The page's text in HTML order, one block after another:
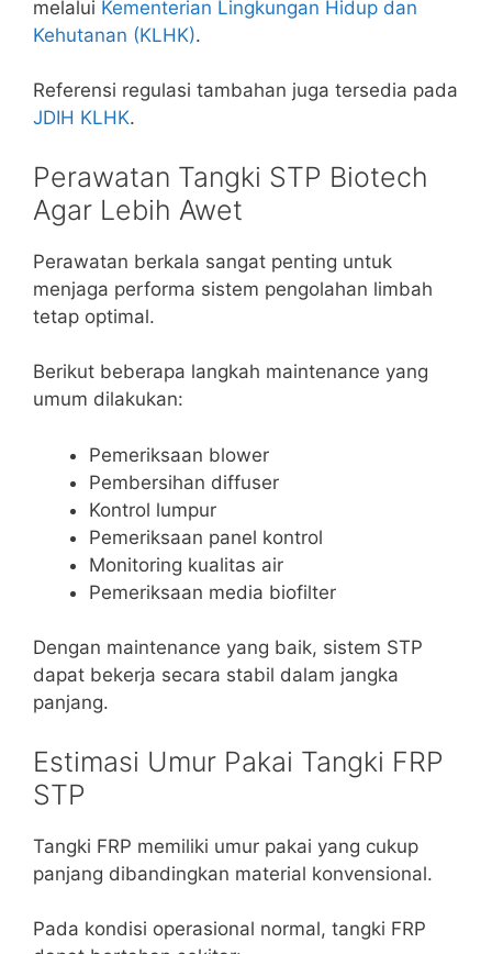
melalui Kementerian Lingkungan Hidup dan
Kehutanan (KLHK).
Referensi regulasi tambahan juga tersedia pada
JDIH KLHK.
Perawatan Tangki STP Biotech
Agar Lebih Awet
Perawatan berkala sangat penting untuk
menjaga performa sistem pengolahan limbah
tetap optimal.
Berikut beberapa langkah maintenance yang
umum dilakukan:
Pemeriksaan blower
Pembersihan diffuser
Kontrol lumpur
Pemeriksaan panel kontrol
Monitoring kualitas air
Pemeriksaan media biofilter
Dengan maintenance yang baik, sistem STP
dapat bekerja secara stabil dalam jangka
panjang.
Estimasi Umur Pakai Tangki FRP
STP
Tangki FRP memiliki umur pakai yang cukup
panjang dibandingkan material konvensional.
Pada kondisi operasional normal, tangki FRP